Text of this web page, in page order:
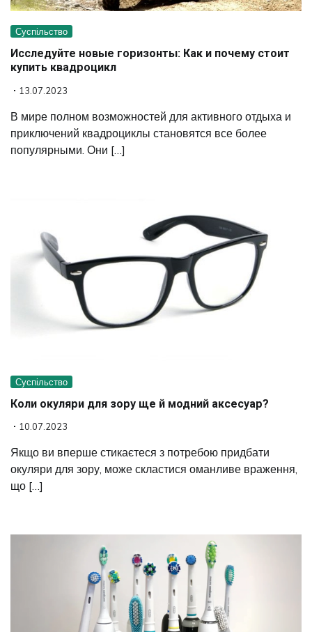
Суспільство
Исследуйте новые горизонты: Как и почему стоит
купить квадроцикл
13.07.2023
В мире полном возможностей для активного отдыха и
приключений квадроциклы становятся все более
популярными. Они […]
Суспільство
Коли окуляри для зору ще й модний аксесуар?
10.07.2023
Якщо ви вперше стикаєтеся з потребою придбати
окуляри для зору, може скластися оманливе враження,
що […]